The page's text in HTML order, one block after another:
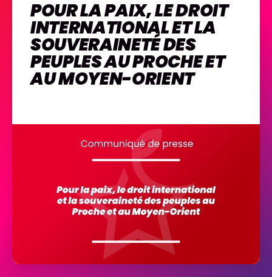
POUR LA PAIX, LE DROIT
INTERNATIONAL ET LA
SOUVERAINETÉ DES
PEUPLES AU PROCHE ET
AU MOYEN-ORIENT